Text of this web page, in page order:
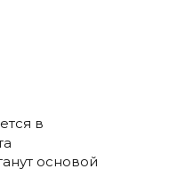
в
основой